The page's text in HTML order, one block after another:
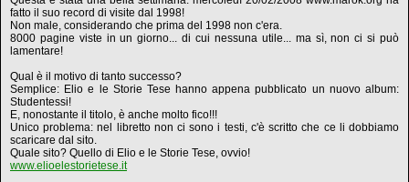
fatto il suo record di visite dal 1998!
Non male, considerando che prima del 1998 non c'era.
8000 pagine viste in un giorno... di cui nessuna utile... ma sì, non ci si può
lamentare!
Qual è il motivo di tanto successo?
Semplice: Elio e le Storie Tese hanno appena pubblicato un nuovo album:
Studentessi!
E, nonostante il titolo, è anche molto fico!!!
Unico problema: nel libretto non ci sono i testi, c'è scritto che ce li dobbiamo
scaricare dal sito.
Quale sito? Quello di Elio e le Storie Tese, ovvio!
www.elioelestorietese.it